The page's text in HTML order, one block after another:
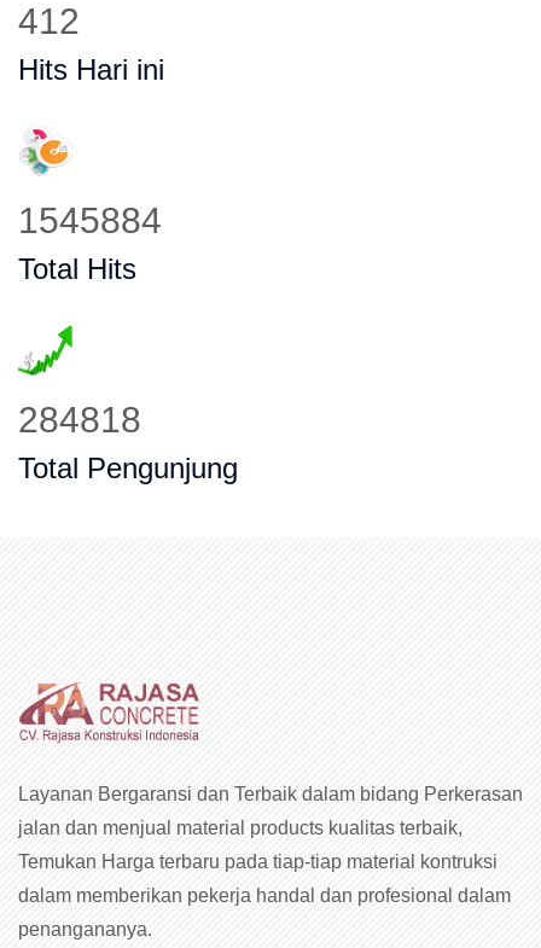
497
Hits Hari ini
1862088
Total Hits
344381
Total Pengunjung
Layanan Bergaransi dan Terbaik dalam bidang Perkerasan
jalan dan menjual material products kualitas terbaik,
Temukan Harga terbaru pada tiap-tiap material kontruksi
dalam memberikan pekerja handal dan profesional dalam
penangananya.